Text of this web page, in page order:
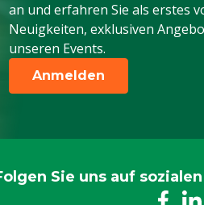
an und erfahren Sie als erstes
Neuigkeiten, exklusiven
unseren Events.
Anmelden
Sie uns auf